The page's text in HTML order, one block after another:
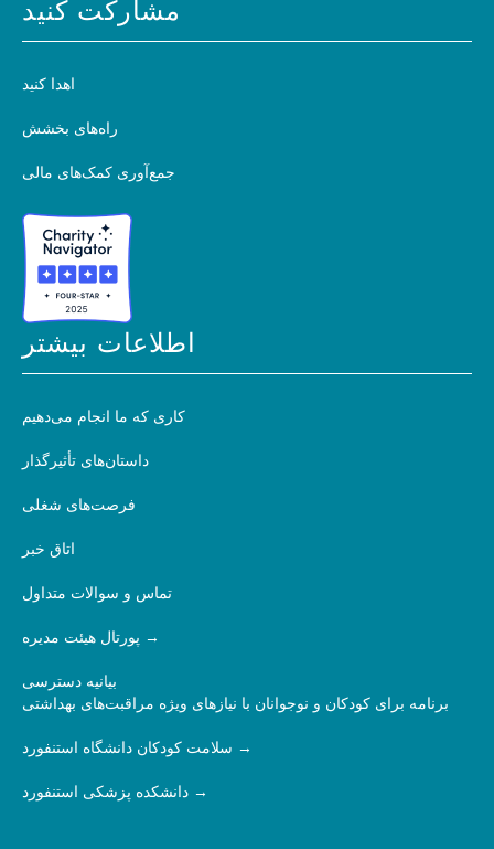
مشارکت کنید
اهدا کنید
راه‌های بخشش
جمع‌آوری کمک‌های مالی
اطلاعات بیشتر
کاری که ما انجام می‌دهیم
داستان‌های تأثیرگذار
فرصت‌های شغلی
اتاق خبر
تماس و سوالات متداول
پورتال هیئت مدیره
بیانیه دسترسی
برنامه برای کودکان و نوجوانان با نیازهای ویژه مراقبت‌های بهداشتی
سلامت کودکان دانشگاه استنفورد
دانشکده پزشکی استنفورد